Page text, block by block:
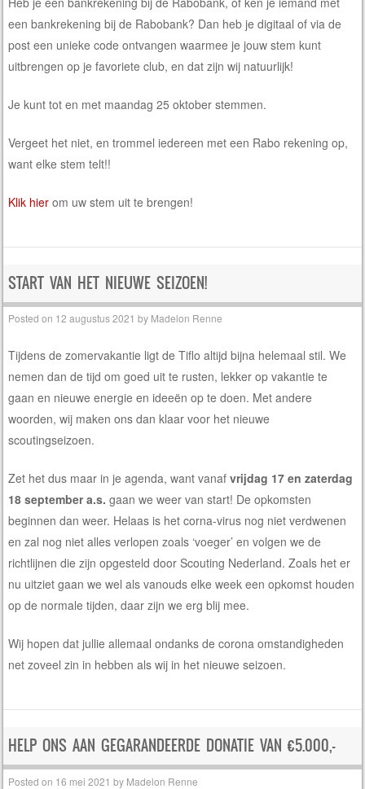
een bankrekening bij de Rabobank? Dan heb je digitaal of via de
post een unieke code ontvangen waarmee je jouw stem kunt
uitbrengen op je favoriete club, en dat zijn wij natuurlijk!
Je kunt tot en met maandag 25 oktober stemmen.
Vergeet het niet, en trommel iedereen met een Rabo rekening op,
want elke stem telt!!
Klik hier om uw stem uit te brengen!
START VAN HET NIEUWE SEIZOEN!
Posted on 12 augustus 2021 by Madelon Renne
Tijdens de zomervakantie ligt de Tiflo altijd bijna helemaal stil. We
nemen dan de tijd om goed uit te rusten, lekker op vakantie te
gaan en nieuwe energie en ideeën op te doen. Met andere
woorden, wij maken ons dan klaar voor het nieuwe
scoutingseizoen.
Zet het dus maar in je agenda, want vanafvrijdag 17 en zaterdag
18 september a.s. gaan we weer van start! De opkomsten
beginnen dan weer. Helaas is het corna-virus nog niet verdwenen
en zal nog niet alles verlopen zoals ‘voeger’ en volgen we de
richtlijnen die zijn opgesteld door Scouting Nederland. Zoals het er
nu uitziet gaan we wel als vanouds elke week een opkomst houden
op de normale tijden, daar zijn we erg blij mee.
Wij hopen dat jullie allemaal ondanks de corona omstandigheden
net zoveel zin in hebben als wij in het nieuwe seizoen.
HELP ONS AAN GEGARANDEERDE DONATIE VAN €5.000,-
Posted on 16 mei 2021 by Madelon Renne